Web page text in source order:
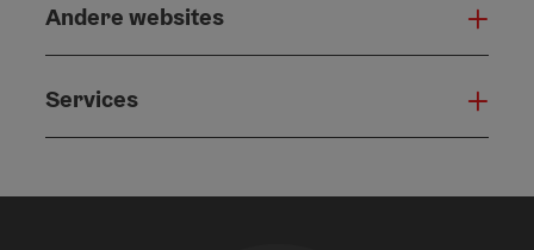
Andere websites
Services